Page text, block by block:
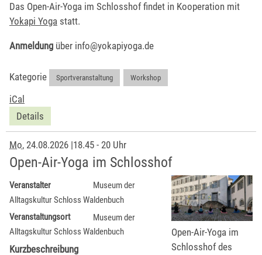
Das Open-Air-Yoga im Schlosshof findet in Kooperation mit
Yokapi Yoga statt.
Anmeldung über info@yokapiyoga.de
Kategorie Sportveranstaltung Workshop
iCal
Details
Mo, 24.08.2026 |18.45 - 20 Uhr
Open-Air-Yoga im Schlosshof
Open-Air-Yoga im
Schlosshof des
Veranstalter
Museum der
Alltagskultur Schloss Waldenbuch
Veranstaltungsort
Museum der
Alltagskultur Schloss Waldenbuch
Kurzbeschreibung